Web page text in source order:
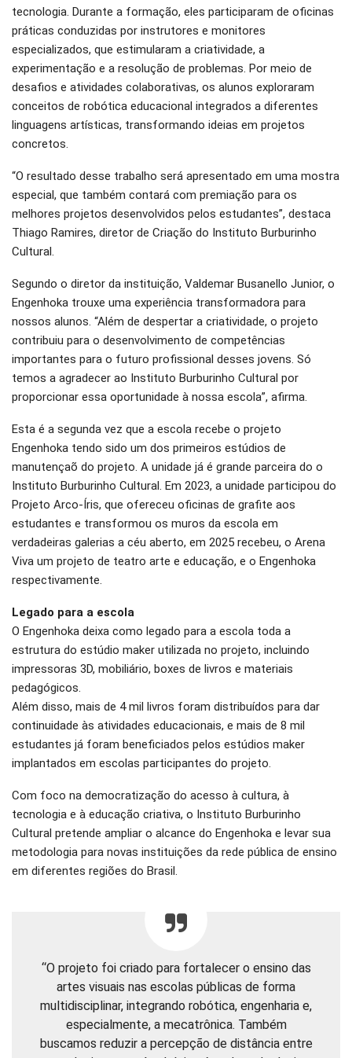
tecnologia. Durante a formação, eles participaram de oficinas
práticas conduzidas por instrutores e monitores
especializados, que estimularam a criatividade, a
experimentação e a resolução de problemas. Por meio de
desafios e atividades colaborativas, os alunos exploraram
conceitos de robótica educacional integrados a diferentes
linguagens artísticas, transformando ideias em projetos
concretos.
“O resultado desse trabalho será apresentado em uma mostra
especial, que também contará com premiação para os
melhores projetos desenvolvidos pelos estudantes”, destaca
Thiago Ramires, diretor de Criação do Instituto Burburinho
Cultural.
Segundo o diretor da instituição, Valdemar Busanello Junior, o
Engenhoka trouxe uma experiência transformadora para
nossos alunos. “Além de despertar a criatividade, o projeto
contribuiu para o desenvolvimento de competências
importantes para o futuro profissional desses jovens. Só
temos a agradecer ao Instituto Burburinho Cultural por
proporcionar essa oportunidade à nossa escola”, afirma.
Esta é a segunda vez que a escola recebe o projeto
Engenhoka tendo sido um dos primeiros estúdios de
manutençaõ do projeto. A unidade já é grande parceira do o
Instituto Burburinho Cultural. Em 2023, a unidade participou do
Projeto Arco-Íris, que ofereceu oficinas de grafite aos
estudantes e transformou os muros da escola em
verdadeiras galerias a céu aberto, em 2025 recebeu, o Arena
Viva um projeto de teatro arte e educação, e o Engenhoka
respectivamente.
Legado para a escola
O Engenhoka deixa como legado para a escola toda a
estrutura do estúdio maker utilizada no projeto, incluindo
impressoras 3D, mobiliário, boxes de livros e materiais
pedagógicos.
Além disso, mais de 4 mil livros foram distribuídos para dar
continuidade às atividades educacionais, e mais de 8 mil
estudantes já foram beneficiados pelos estúdios maker
implantados em escolas participantes do projeto.
Com foco na democratização do acesso à cultura, à
tecnologia e à educação criativa, o Instituto Burburinho
Cultural pretende ampliar o alcance do Engenhoka e levar sua
metodologia para novas instituições da rede pública de ensino
em diferentes regiões do Brasil.
“O projeto foi criado para fortalecer o ensino das
artes visuais nas escolas públicas de forma
multidisciplinar, integrando robótica, engenharia e,
especialmente, a mecatrônica. Também
buscamos reduzir a percepção de distância entre